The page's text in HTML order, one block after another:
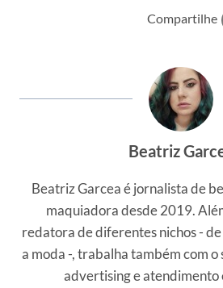
Compartilhe
Beatriz
Beatriz Garcea é jornalista de
maquiadora desde 2019.
redatora de diferentes nichos -
a moda -, trabalha também com
advertising e atendimento